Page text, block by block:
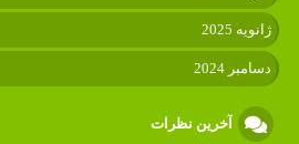
ژانویه 2025
دسامبر 2024
آخرین نظرات